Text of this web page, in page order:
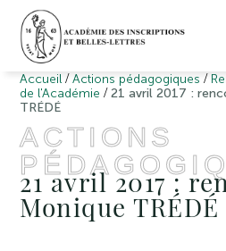
Accueil /Actions pédagogiques /
de l'Académie /21 avril 2017 :
TRÉDÉ
ACTIONS
21 avril 2017 :
Monique TRÉDÉ